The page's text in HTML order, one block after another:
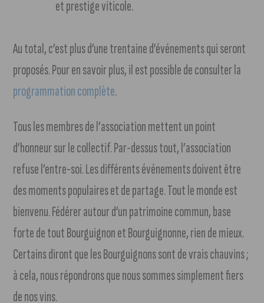
et prestige viticole.
Au total, c’est plus d’une trentaine d’événements qui seront
proposés. Pour en savoir plus, il est possible de consulter la
programmation complète.
Tous les membres de l’association mettent un point
d’honneur sur le collectif. Par-dessus tout, l’association
refuse l’entre-soi. Les différents événements doivent être
des moments populaires et de partage. Tout le monde est
bienvenu. Fédérer autour d’un patrimoine commun, base
forte de tout Bourguignon et Bourguignonne, rien de mieux.
Certains diront que les Bourguignons sont de vrais chauvins ;
à cela, nous répondrons que nous sommes simplement fiers
de nos vins.